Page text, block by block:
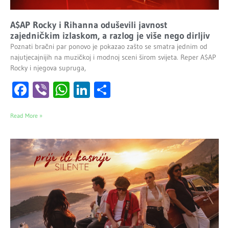
A$AP Rocky i Rihanna oduševili javnost
zajedničkim izlaskom, a razlog je više nego dirljiv
Poznati bračni par ponovo je pokazao zašto se smatra jednim od
najutjecajnijih na muzičkoj i modnoj sceni širom svijeta. Reper A$AP
Rocky i njegova supruga,
Facebook
ViberWhatsApp
LinkedIn
Read More »